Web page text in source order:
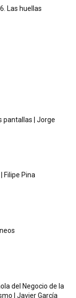
Las huellas
pantallas | Jorge
Filipe Pina
del Negocio de la
| Javier García